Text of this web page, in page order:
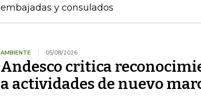
embajadas y consulados
AMBIENTE 05/08/2026
Andesco critica
a actividades de nuevo